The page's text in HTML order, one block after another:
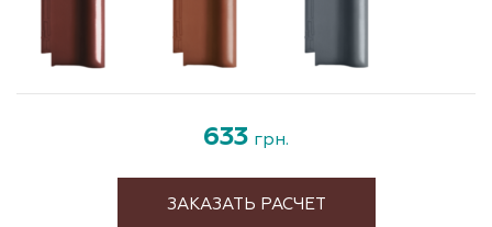
633 грн.
ЗАКАЗАТЬ РАСЧЕТ